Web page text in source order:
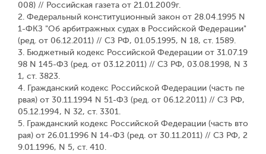
008) // Российская газета от 21.01.2009г.
2. Федеральный конституционный закон от 28.04.1995 N
1-ФКЗ "Об арбитражных судах в Российской Федерации"
(ред. от 06.12.2011) // СЗ РФ, 01.05.1995, N 18, ст. 1589.
3. Бюджетный кодекс Российской Федерации от 31.07.19
98 N 145-ФЗ (ред. от 03.12.2011) // СЗ РФ, 03.08.1998, N 3
1, ст. 3823.
4. Гражданский кодекс Российской Федерации (часть пе
рвая) от 30.11.1994 N 51-ФЗ (ред. от 06.12.2011) // СЗ РФ,
05.12.1994, N 32, ст. 3301.
5. Гражданский кодекс Российской Федерации (часть вто
рая) от 26.01.1996 N 14-ФЗ (ред. от 30.11.2011) // СЗ РФ, 2
9.01.1996, N 5, ст. 410.